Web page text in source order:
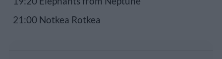
21:00 Notkea Rotkea